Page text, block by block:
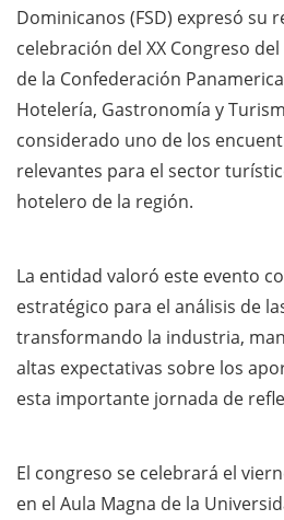
Dominicanos (FSD) expresó su
celebración del XX Congreso
de la Confederación
Hotelería, Gastronomía y
considerado uno de los
relevantes para el sector
hotelero de la región.
La entidad valoró este evento
estratégico para el análisis de
transformando la industria,
altas expectativas sobre los
esta importante jornada de
El congreso se celebrará el
en el Aula Magna de la